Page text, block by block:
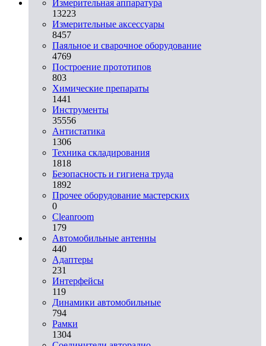
Измерительная аппаратура
13223
Измерительные аксессуары
8457
Паяльное и сварочное оборудование
4769
Построение прототипов
803
Химические препараты
1441
Инструменты
35556
Aнтистатика
1306
Техника складирования
1818
Безопасность и гигиена труда
1892
Прочее оборудование мастерских
0
Cleanroom
179
Автомобильные антенны
440
Адаптеры
231
Интерфейсы
119
Динамики автомобильные
794
Рамки
1304